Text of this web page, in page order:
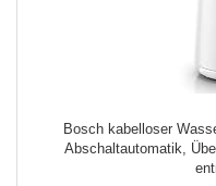
Bosch kabelloser
Abschaltautomatik,